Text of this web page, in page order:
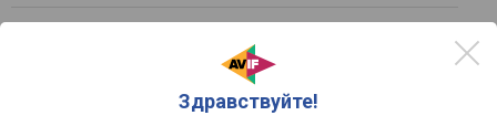
Здравствуйте!
оптический
1 шт